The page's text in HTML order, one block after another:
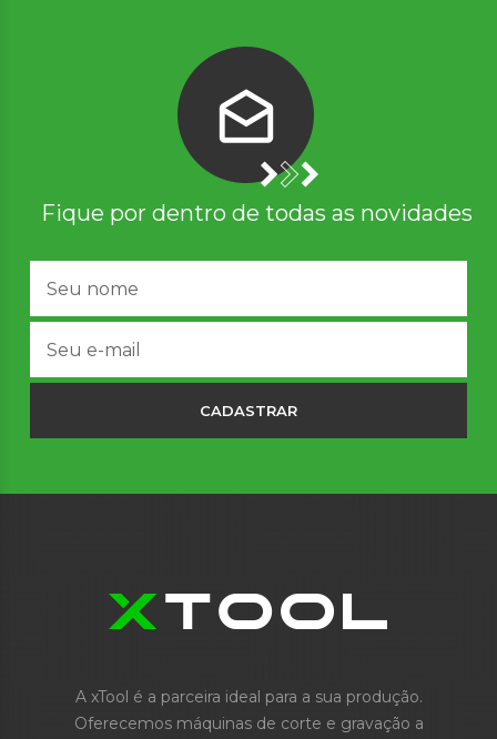
Fique por dentro de todas as novidades
CADASTRAR
A xTool é a parceira ideal para a sua produção.
Oferecemos máquinas de corte e gravação a